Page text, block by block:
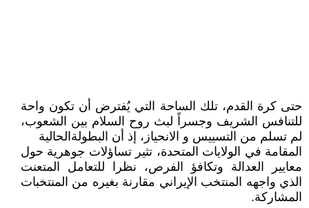
حتى كرة القدم، تلك الساحة التي يُفترض أن تكون واحة
للتنافس الشريف وجسراً لبث روح السلام بين الشعوب،
لم تسلم من التسييس و الانحياز، إذ أن البطولةالحالية
المقامة في الولايات المتحدة، تثير تساؤلات جوهرية حول
معايير العدالة وتكافؤ الفرص، نظرا للتعامل المتعنت
الذي واجهه المنتخب الإيراني مقارنة بغيره من المنتخبات
المشاركة.